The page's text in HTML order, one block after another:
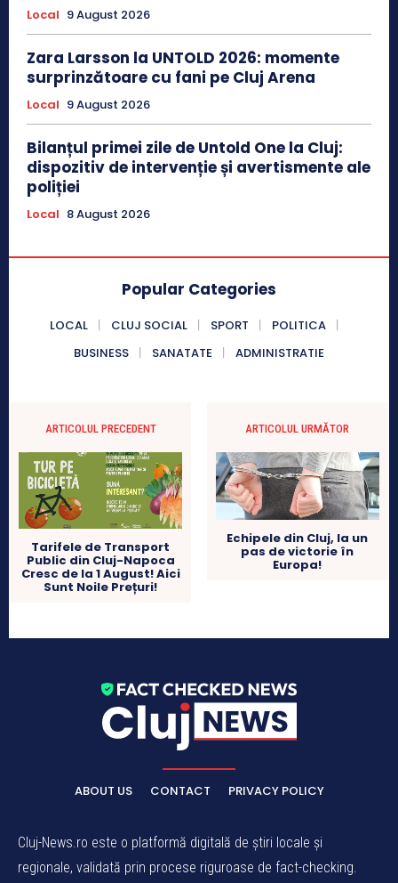
Local 9 August 2026
Zara Larsson la UNTOLD 2026: momente
surprinzătoare cu fani pe Cluj Arena
Local 9 August 2026
Bilanțul primei zile de Untold One la Cluj:
dispozitiv de intervenție și avertismente ale
poliției
Local 8 August 2026
Popular Categories
LOCAL CLUJ SOCIAL SPORT
POLITICA
BUSINESS
SANATATE ADMINISTRATIE
ARTICOLUL PRECEDENT
Tarifele de Transport
Public din Cluj-Napoca
Cresc de la 1 August! Aici
Sunt Noile Prețuri!
ARTICOLUL URMĂTOR
Echipele din Cluj, la un
pas de victorie în
Europa!
ABOUT US CONTACT PRIVACY POLICY
Cluj-News.ro este o platformă digitală de știri locale și
regionale, validată prin procese riguroase de fact-checking.